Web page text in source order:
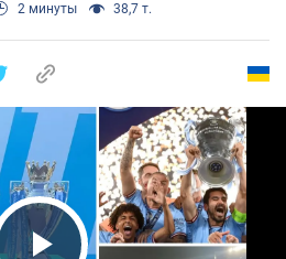
2 минуты 38,7 т.